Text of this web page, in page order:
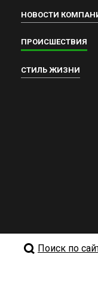
НОВОСТИ
ПРОИСШЕСТВИЯ
СТИЛЬ ЖИЗНИ
Поиск по